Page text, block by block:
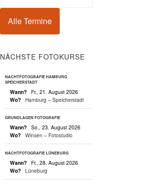
Alle Termine
NÄCHSTE FOTOKURSE
NACHTFOTOGRAFIE HAMBURG
SPEICHERSTADT
Wann?
Fr., 21. August 2026
Wo?
Hamburg – Speicherstadt
GRUNDLAGEN FOTOGRAFIE
Wann?
So., 23. August 2026
Wo?
Winsen – Fotostudio
NACHTFOTOGRAFIE LÜNEBURG
Wann?
Fr., 28. August 2026
Wo?
Lüneburg